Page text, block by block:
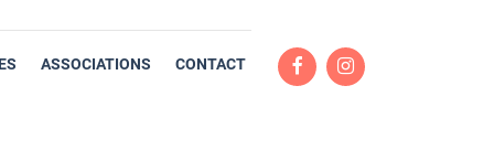
ASSOCIATIONS CONTACT